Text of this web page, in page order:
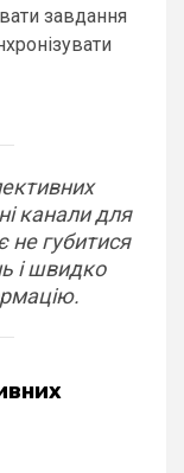
завдання
канали для
не губитися
і швидко